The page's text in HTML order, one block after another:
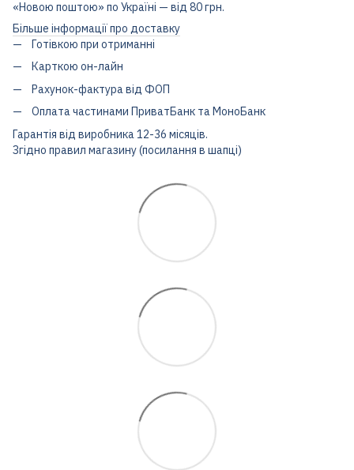
«Новою поштою» по Україні — від 80 грн.
Більше інформації про доставку
Готівкою при отриманні
Карткою он-лайн
Рахунок-фактура від ФОП
Оплата частинами ПриватБанк та МоноБанк
Гарантія від виробника 12-36 місяців.
Згідно правил магазину (посилання в шапці)